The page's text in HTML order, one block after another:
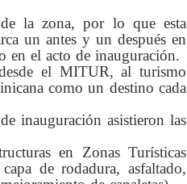
la zona, por lo que esta
un antes y un después en
en el acto de inauguración.
el MITUR, al turismo
como un destino cada
inauguración asistieron las
en Zonas Turísticas
de rodadura, asfaltado,